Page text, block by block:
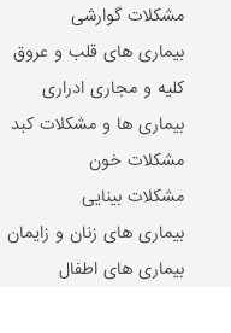
مشکلات گوارشی
بیماری های قلب و عروق
کلیه و مجاری ادراری
بیماری ها و مشکلات کبد
مشکلات خون
مشکلات بینایی
بیماری های زنان و زایمان
بیماری های اطفال